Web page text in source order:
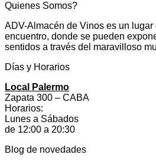
Quienes Somos?
ADV-Almacén de Vinos es un
encuentro, donde se pueden
sentidos a través del maravilloso
Días y Horarios
Local Palermo
Zapata 300 – CABA
Horarios:
Lunes a Sábados
de 12:00 a 20:30
Blog de novedades